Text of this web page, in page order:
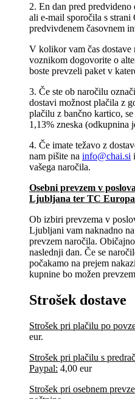
2. En dan pred
ali e-mail sporočila s strani
predvivdenem časovnem
V kolikor vam čas dostave
voznikom dogovorite o
boste prevzeli paket v
3. Če ste ob naročilu
dostavi možnost plačila z
plačilu z bančno kartico,
1,13% zneska (odkupnina
4. Če imate težavo z
nam pišite na info@chai.si
vašega naročila.
Osebni prevzem v
Ljubljana​ ter TC
Ob izbiri prevzema v
Ljubljani vam naknadno
prevzem naročila.
naslednji dan. Če se
počakamo na prejem
kupnine bo možen
Strošek dostave
Strošek pri plačilu po
eur.
Strošek pri plačilu s
Paypal: 4,00 eur
Strošek pri osebnem